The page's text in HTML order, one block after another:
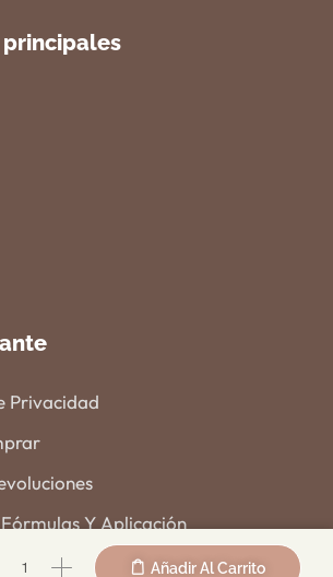
Añadir Al Carrito
Privacidad
Y Aplicación